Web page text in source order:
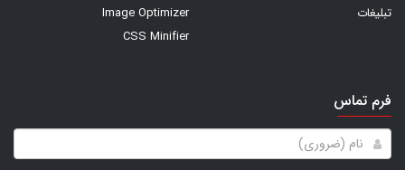
تبلیغات
Image Optimizer
CSS Minifier
فرم تماس